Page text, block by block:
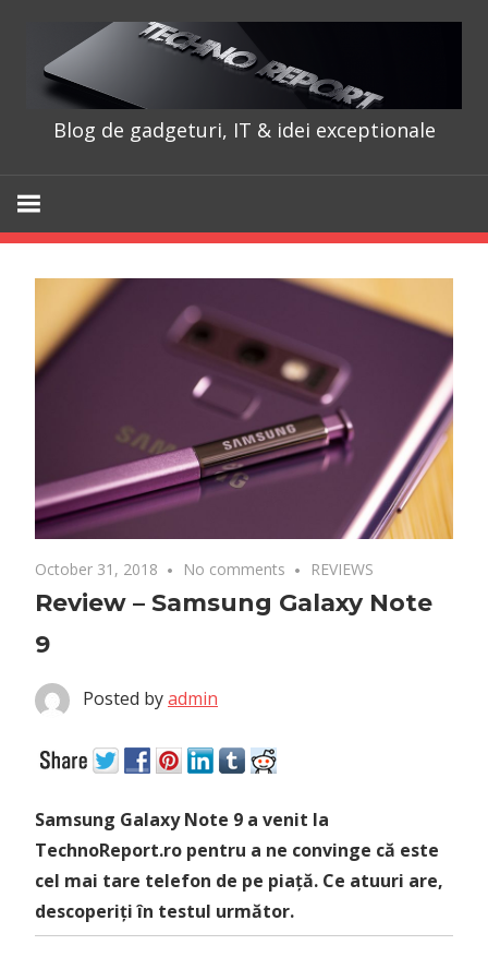
content
Blog de gadgeturi, IT & idei exceptionale
October 31, 2018 No comments REVIEWS
Review – Samsung Galaxy Note
9
Posted byadmin
Samsung Galaxy Note 9 a venit la
TechnoReport.ro pentru a ne convinge că este
cel mai tare telefon de pe piață. Ce atuuri are,
descoperiți în testul următor.